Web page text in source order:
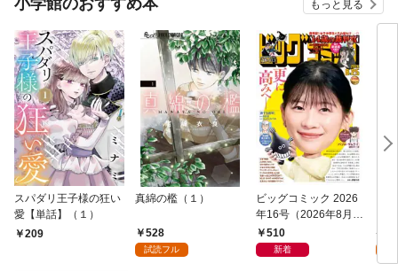
小学館のおすすめ本 もっと見る
スパダリ王子様の狂い
愛【単話】（１）
209
真綿の檻（１）
528
試読フル
ビッグコミック 2026
年16号（2026年8月7
日発売）
510
新着